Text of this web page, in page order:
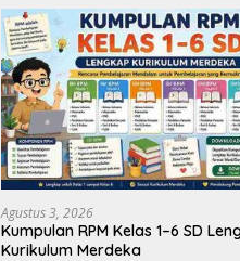
Materi Kelas 2 SD
1 dan 2
Agustus 3, 2026
Kumpulan RPM Kelas 1–6 SD
Kurikulum Merdeka